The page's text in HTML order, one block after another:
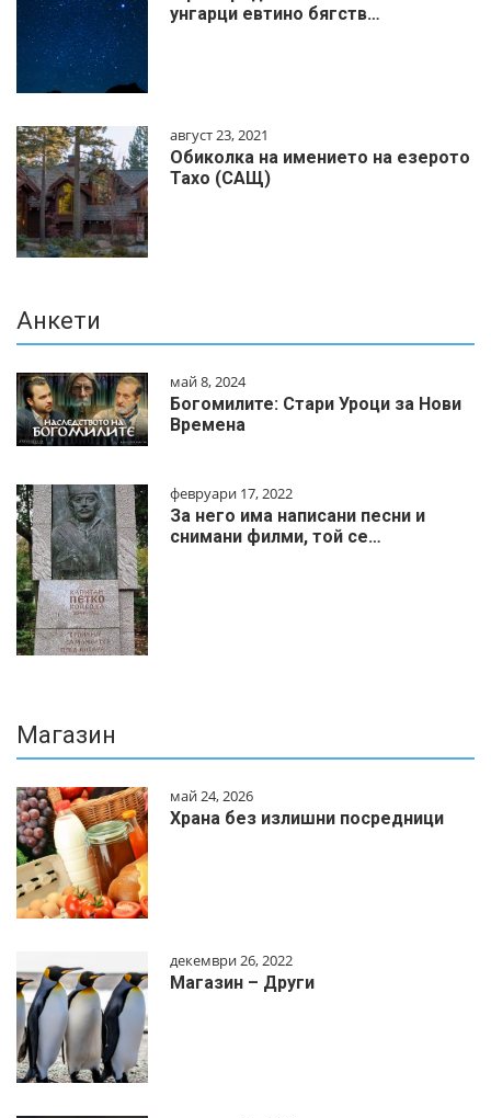
унгарци евтино бягств…
август 23, 2021
Обиколка на имението на езерото
Тахо (САЩ)
Анкети
май 8, 2024
Богомилите: Стари Уроци за Нови
Времена
февруари 17, 2022
За него има написани песни и
снимани филми, той се…
Магазин
май 24, 2026
Храна без излишни посредници
декември 26, 2022
Магазин – Други